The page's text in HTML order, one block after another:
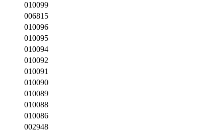
010099
006815
010096
010095
010094
010092
010091
010090
010089
010088
010086
002948